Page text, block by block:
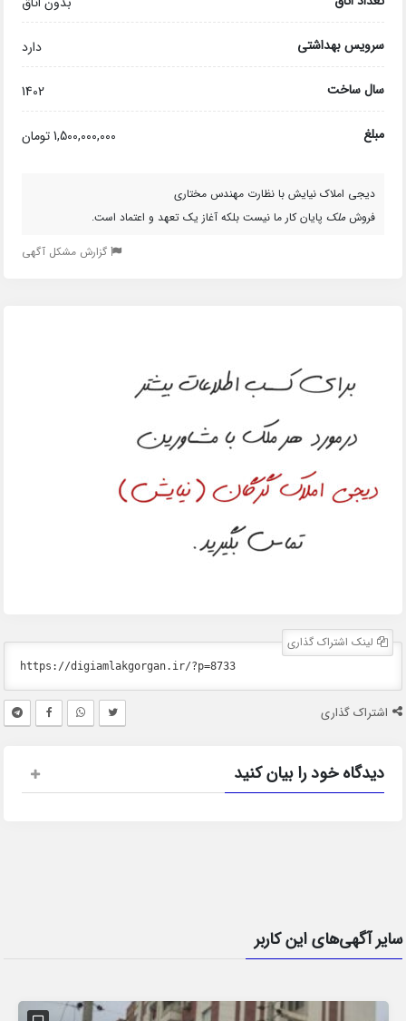
سرویس بهداشتی دارد
سال ساخت 1402
مبلغ 1,500,000,000 تومان
دیجی املاک نیایش با نظارت مهندس مختاری
فروشملک پایان کار ما نیست بلکه آغاز یک تعهد و اعتماد است.
گزارش مشکل آگهی
لینک اشتراک گذاری
اشتراک گذاری
دیدگاه خود را بیان کنید
سایر آگهی‌های این کاربر